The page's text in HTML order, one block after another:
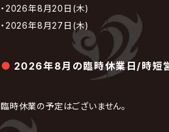
・2026年8月20日(木)
・2026年8月27日(木)
2026年8月の臨時休業日/時短
臨時休業の予定はございません。